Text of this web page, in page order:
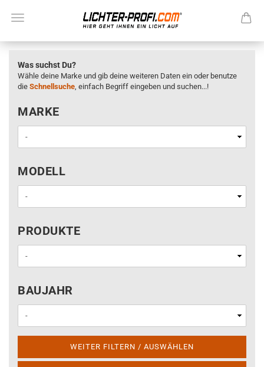
Was suchst Du?
Wähle deine Marke und gib deine weiteren Daten ein oder benutze
die Schnellsuche, einfach Begriff eingeben und suchen...!
MARKE
MARKE
MODELL
MODELL
PRODUKTE
PRODUKTE
BAUJAHR
BAUJAHR
WEITER FILTERN / AUSWÄHLEN